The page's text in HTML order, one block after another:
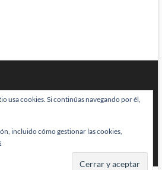
por:Theme Freesia|WordPress| © Todos
usa cookies. Si continúas navegando por él,
incluido cómo gestionar las cookies,